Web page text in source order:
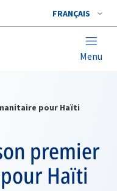
FRANÇAIS
Menu
pour Haïti
premier
Haïti